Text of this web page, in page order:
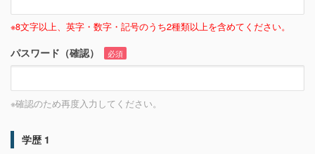
※8文字以上、英字・数字・記号のうち2種類以上を含めてください。
パスワード（確認） 必須
※確認のため再度入力してください。
学歴 1